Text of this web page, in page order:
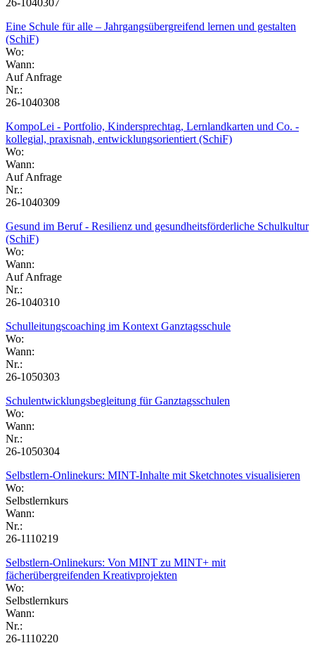
Eine Schule für alle – Jahrgangsübergreifend lernen und gestalten
(SchiF)
Wo:
Wann:
Auf Anfrage
Nr.:
26-1040308
KompoLei - Portfolio, Kindersprechtag, Lernlandkarten und Co. -
kollegial, praxisnah, entwicklungsorientiert (SchiF)
Wo:
Wann:
Auf Anfrage
Nr.:
26-1040309
Gesund im Beruf - Resilienz und gesundheitsförderliche Schulkultur
(SchiF)
Wo:
Wann:
Auf Anfrage
Nr.:
26-1040310
Schulleitungscoaching im Kontext Ganztagsschule
Wo:
Wann:
Nr.:
26-1050303
Schulentwicklungsbegleitung für Ganztagsschulen
Wo:
Wann:
Nr.:
26-1050304
Selbstlern-Onlinekurs: MINT-Inhalte mit Sketchnotes visualisieren
Wo:
Selbstlernkurs
Wann:
Nr.:
26-1110219
Selbstlern-Onlinekurs: Von MINT zu MINT+ mit
fächerübergreifenden Kreativprojekten
Wo:
Selbstlernkurs
Wann:
Nr.:
26-1110220